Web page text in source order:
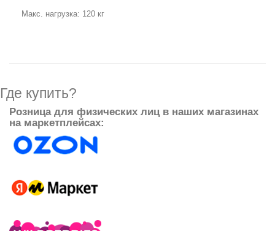
Макс. нагрузка: 120 кг
Где купить?
Розница для физических лиц в наших магазинах
на маркетплейсах: